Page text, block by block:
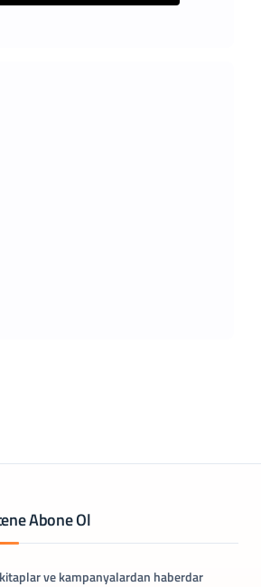
Abone Ol
ve kampanyalardan haberdar